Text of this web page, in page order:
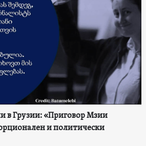
в Грузии: «Приговор Мзии
и политически